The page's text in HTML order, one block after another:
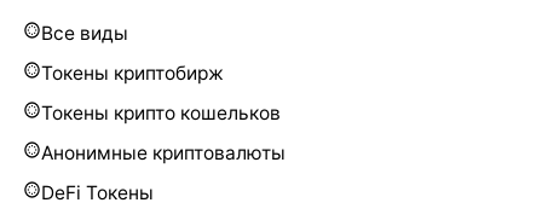
Все виды
Токены криптобирж
Токены крипто кошельков
Анонимные криптовалюты
DeFi Токены